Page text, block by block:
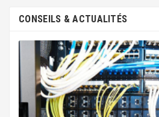
CONSEILS & ACTUALITÉS